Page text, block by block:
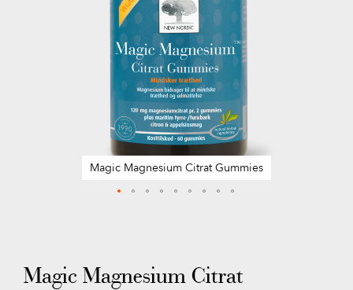
Magic Magnesium Citrat Gummies
of
Magic Magnesium Citrat